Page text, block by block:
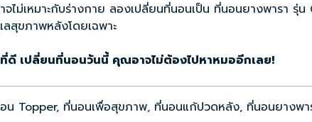
ม่เหมาะกับร่างกาย ลองเปลี่ยนที่นอนเป็น ที่นอนยางพารา รุ่น
สุขภาพหลังโดยเฉพาะ
เปลี่ยนที่นอนวันนี้ คุณอาจไม่ต้องไปหาหมออีกเลย!
น Topper, ที่นอนเพื่อสุขภาพ, ที่นอนแก้ปวดหลัง, ที่นอนยางพา